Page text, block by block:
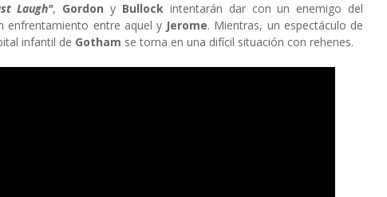
Laugh", Gordony Bullock intentarán dar con un enemigo del
enfrentamiento entre aquel y Jerome. Mientras, un espectáculo de
infantil de Gotham se torna en una difícil situación con rehenes.